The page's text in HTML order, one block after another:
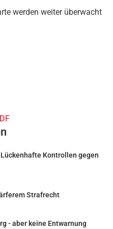
werden weiter überwacht
Kontrollen gegen
Strafrecht
- aber keine Entwarnung